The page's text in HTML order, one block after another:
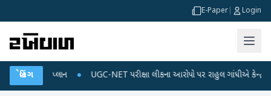
E-Paper Login
બ્રેકિંગ
અને ડેટા પ્લાન ● UGC-NET પરીક્ષા લીકના આરોપો પર રાહુલ ગાંધીએ કેન્દ્ર પર